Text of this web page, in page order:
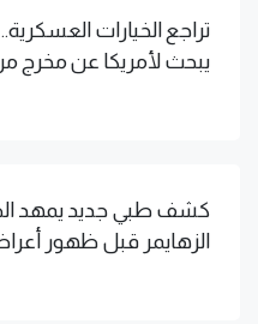
تراجع الخيارات
يبحث لأمريكا عن مخرج
كشف طبي جديد يمهد
الزهايمر قبل ظهور